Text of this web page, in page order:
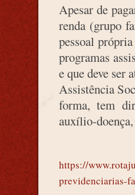
Apesar de
renda (grupo
pessoal
programas
e que deve ser
Assistência
forma, tem
auxílio-
https://
previdenciarias-